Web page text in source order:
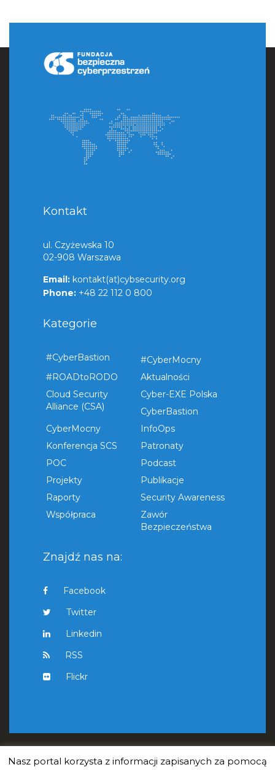
Kontakt
ul. Czyżewska 10
02-908 Warszawa
Email: kontakt(at)cybsecurity.org
Phone: +48 22 112 0 800
Kategorie
#CyberBastion
#CyberMocny
#ROADtoRODO
Aktualności
Cloud Security
Alliance (CSA)
Cyber-EXE Polska
CyberBastion
CyberMocny
InfoOps
Konferencja SCS
Patronaty
POC
Podcast
Projekty
Publikacje
Raporty
Security Awareness
Współpraca
Zawór
Bezpieczeństwa
Znajdź nas na:
Facebook
Twitter
Linkedin
RSS
Flickr
Copyright © 2011 - 2021 Cybersecurity Foundation. All Rights
Nasz portal korzysta z informacji zapisanych za pomocą